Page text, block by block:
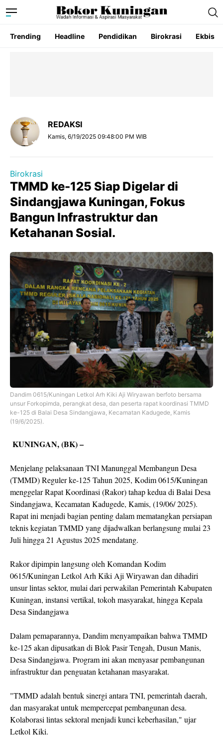
Trending Headline Pendidikan Birokrasi Ekbis
REDAKSI
Kamis, 6/19/2025 09:48:00 PM WIB
Birokrasi
TMMD ke-125 Siap Digelar di
Sindangjawa Kuningan, Fokus
Bangun Infrastruktur dan
Ketahanan Sosial.
Dandim 0615/Kuningan Letkol Arh Kiki Aji Wiryawan berfoto bersama
unsur Forkopimda, perangkat desa, dan peserta rapat koordinasi TMMD
ke-125 di Balai Desa Sindangjawa, Kecamatan Kadugede, Kamis
(19/6/2025).
KUNINGAN, (BK) –
Menjelang pelaksanaan TNI Manunggal Membangun Desa
(TMMD) Reguler ke-125 Tahun 2025, Kodim 0615/Kuningan
menggelar Rapat Koordinasi (Rakor) tahap kedua di Balai Desa
Sindangjawa, Kecamatan Kadugede, Kamis, (19/06/ 2025).
Rapat ini menjadi bagian penting dalam mematangkan persiapan
teknis kegiatan TMMD yang dijadwalkan berlangsung mulai 23
Juli hingga 21 Agustus 2025 mendatang.
Rakor dipimpin langsung oleh Komandan Kodim
0615/Kuningan Letkol Arh Kiki Aji Wiryawan dan dihadiri
unsur lintas sektor, mulai dari perwakilan Pemerintah Kabupaten
Kuningan, instansi vertikal, tokoh masyarakat, hingga Kepala
Desa Sindangjawa
Dalam pemaparannya, Dandim menyampaikan bahwa TMMD
ke-125 akan dipusatkan di Blok Pasir Tengah, Dusun Manis,
Desa Sindangjawa. Program ini akan menyasar pembangunan
infrastruktur dan penguatan ketahanan masyarakat.
"TMMD adalah bentuk sinergi antara TNI, pemerintah daerah,
dan masyarakat untuk mempercepat pembangunan desa.
Kolaborasi lintas sektoral menjadi kunci keberhasilan," ujar
Letkol Kiki.